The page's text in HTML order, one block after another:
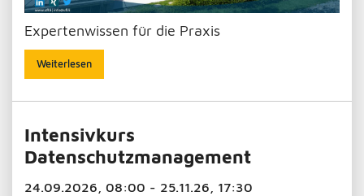
Expertenwissen für die Praxis
Weiterlesen
Intensivkurs
Datenschutzmanagement
24.09.2026, 08:00 - 25.11.26, 17:30